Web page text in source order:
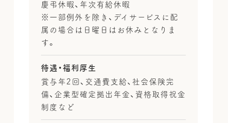
慶弔休暇、年次有給休暇
※一部例外を除き、デイサービスに配
属の場合は日曜日はお休みとなりま
す。
待遇・福利厚生
賞与年2回、交通費支給、社会保険完
備、企業型確定拠出年金、資格取得祝金
制度など